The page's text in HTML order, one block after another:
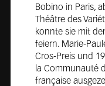
Bobino in Paris,
Théâtre des
konnte sie mit
feiern. Marie-
Cros-Preis und
la Communauté
française